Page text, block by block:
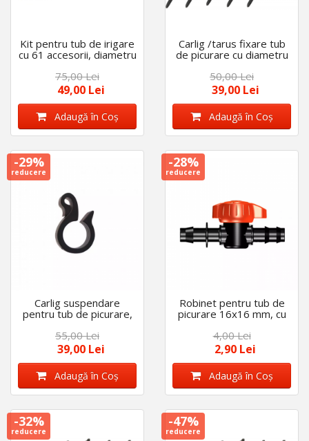
Kit pentru tub de irigare
cu 61 accesorii, diametru
75,00 Lei
49,00 Lei
Adaugă în Coş
Carlig /tarus fixare tub
de picurare cu diametru
de 16 mm - 20 mm, set
50 bucati, lungime tija 26
cm
50,00 Lei
39,00 Lei
Adaugă în Coş
-29%
reducere
Carlig suspendare
pentru tub de picurare,
set 100 buc, diametru
de 16 mm
55,00 Lei
39,00 Lei
Adaugă în Coş
-28%
reducere
Robinet pentru tub de
picurare 16x16 mm, cu
4,00 Lei
2,90 Lei
Adaugă în Coş
-32%
reducere
-47%
reducere